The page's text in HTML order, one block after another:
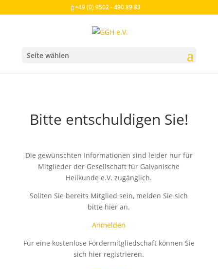
+49 (0) 9502 - 490 89 83
Seite wählen
Bitte entschuldigen Sie!
Die gewünschten Informationen sind leider nur für
Mitglieder der Gesellschaft für Galvanische
Heilkunde e.V. zugänglich.
Sollten Sie bereits Mitglied sein, melden Sie sich
bitte hier an.
Anmelden
Für eine kostenlose Fördermitgliedschaft können Sie
sich hier registrieren.